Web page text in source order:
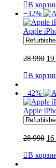
В
−32%
Apple
28 990 19
В
−42%
Apple
28 990 16
В